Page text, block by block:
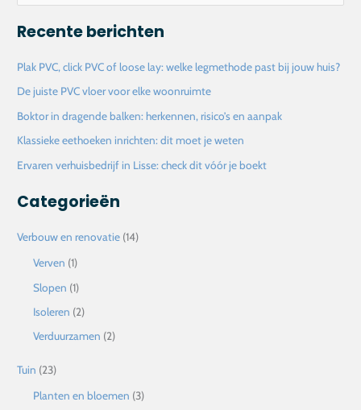
e
a
r
:
Recente berichten
Plak PVC, click PVC of loose lay: welke legmethode past bij jouw huis?
De juiste PVC vloer voor elke woonruimte
Boktor in dragende balken: herkennen, risico’s en aanpak
Klassieke eethoeken inrichten: dit moet je weten
Ervaren verhuisbedrijf in Lisse: check dit vóór je boekt
Categorieën
Verbouw en renovatie (14)
Verven (1)
Slopen (1)
Isoleren (2)
Verduurzamen (2)
Tuin (23)
Planten en bloemen (3)